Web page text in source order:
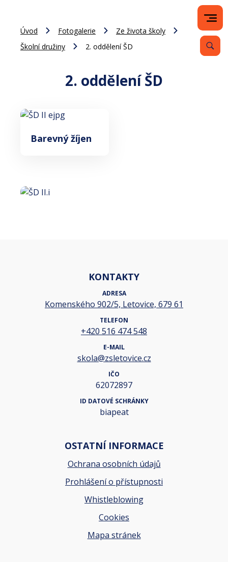
Úvod Fotogalerie
Ze života školy
Školní družiny
2. oddělení ŠD
2. oddělení ŠD
Barevný žíjen
KONTAKTY
ADRESA
Komenského 902/5, Letovice, 679 61
TELEFON
+420 516 474 548
E-MAIL
skola@zsletovice.cz
IČO
62072897
ID DATOVÉ SCHRÁNKY
biapeat
OSTATNÍ INFORMACE
Ochrana osobních údajů
Prohlášení o přístupnosti
Whistleblowing
Cookies
Mapa stránek